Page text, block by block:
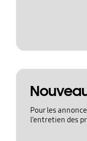
Pour les
l’entretien des